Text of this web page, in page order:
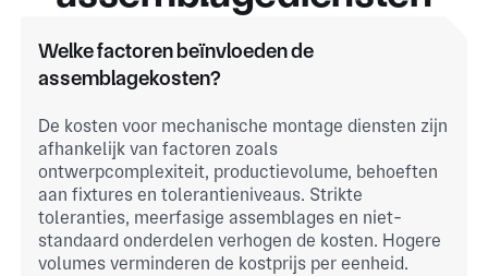
Welke factoren beïnvloeden de
assemblagekosten?
De kosten voor mechanische montage diensten zijn
afhankelijk van factoren zoals
ontwerpcomplexiteit, productievolume, behoeften
aan fixtures en tolerantieniveaus. Strikte
toleranties, meerfasige assemblages en niet-
standaard onderdelen verhogen de kosten. Hogere
volumes verminderen de kostprijs per eenheid.